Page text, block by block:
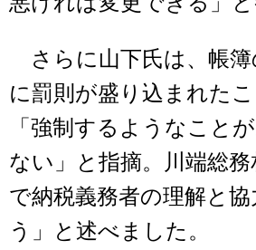
さらに山下氏は、帳簿
に罰則が盛り込まれた
「強制するようなこと
ない」と指摘。川端総務
で納税義務者の理解と
う」と述べました。